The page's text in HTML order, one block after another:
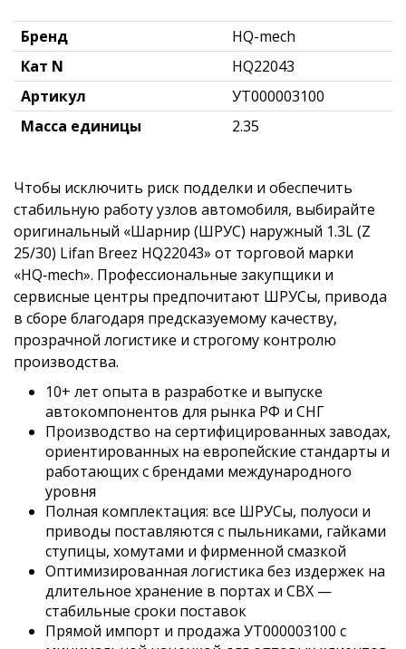
Бренд
HQ-mech
Кат N
HQ22043
Артикул
УТ000003100
Масса единицы
2.35
Чтобы исключить риск подделки и обеспечить
стабильную работу узлов автомобиля, выбирайте
оригинальный «Шарнир (ШРУС) наружный 1.3L (Z
25/30) Lifan Breez HQ22043» от торговой марки
«HQ‑mech». Профессиональные закупщики и
сервисные центры предпочитают ШРУСы, привода
в сборе благодаря предсказуемому качеству,
прозрачной логистике и строгому контролю
производства.
10+ лет опыта в разработке и выпуске
автокомпонентов для рынка РФ и СНГ
Производство на сертифицированных заводах,
ориентированных на европейские стандарты и
работающих с брендами международного
уровня
Полная комплектация: все ШРУСы, полуоси и
приводы поставляются с пыльниками, гайками
ступицы, хомутами и фирменной смазкой
Оптимизированная логистика без издержек на
длительное хранение в портах и СВХ —
стабильные сроки поставок
Прямой импорт и продажа УТ000003100 с